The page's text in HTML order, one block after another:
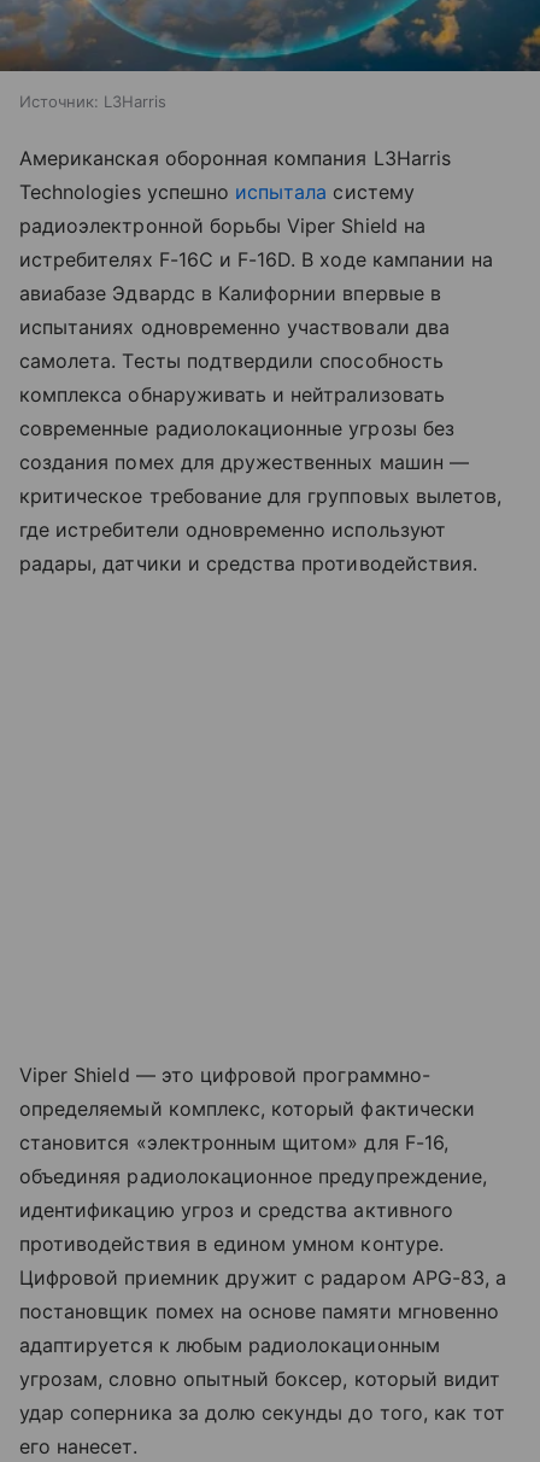
Источник: L3Harris
Американская оборонная компания L3Harris
Technologies успешно испытала систему
радиоэлектронной борьбы Viper Shield на
истребителях F-16C и F-16D. В ходе кампании на
авиабазе Эдвардс в Калифорнии впервые в
испытаниях одновременно участвовали два
самолета. Тесты подтвердили способность
комплекса обнаруживать и нейтрализовать
современные радиолокационные угрозы без
создания помех для дружественных машин —
критическое требование для групповых вылетов,
где истребители одновременно используют
радары, датчики и средства противодействия.
Viper Shield — это цифровой программно-
определяемый комплекс, который фактически
становится «электронным щитом» для F-16,
объединяя радиолокационное предупреждение,
идентификацию угроз и средства активного
противодействия в едином умном контуре.
Цифровой приемник дружит с радаром APG-83, а
постановщик помех на основе памяти мгновенно
адаптируется к любым радиолокационным
угрозам, словно опытный боксер, который видит
удар соперника за долю секунды до того, как тот
его нанесет.